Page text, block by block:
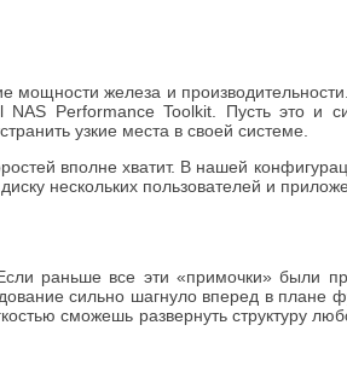
мощности железа и
NAS Performance Toolkit. Пусть это и
узкие места в своей системе.
вполне хватит. В нашей
нескольких пользователей и
раньше все эти «примочки» были
сильно шагнуло вперед в плане
сможешь развернуть структуру